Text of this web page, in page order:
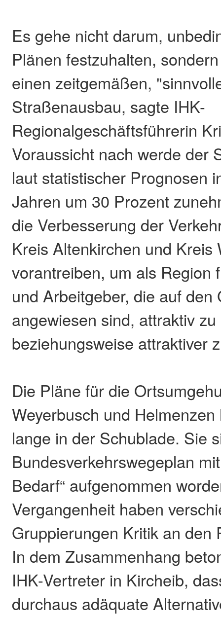
Es gehe nicht darum,
Plänen festzuhalten,
einen zeitgemäßen,
Straßenausbau, sagte IHK-
Regionalgeschäftsführerin
Voraussicht nach werde der
laut statistischer Prognosen
Jahren um 30 Prozent
die Verbesserung der
Kreis Altenkirchen und Kreis
vorantreiben, um als Region
und Arbeitgeber, die auf den
angewiesen sind, attraktiv
beziehungsweise attraktiver
Die Pläne für die
Weyerbusch und
lange in der Schublade. Sie
Bundesverkehrswegeplan
Bedarf“ aufgenommen
Vergangenheit haben
Gruppierungen Kritik an den
In dem Zusammenhang
IHK-Vertreter in Kircheib,
durchaus adäquate